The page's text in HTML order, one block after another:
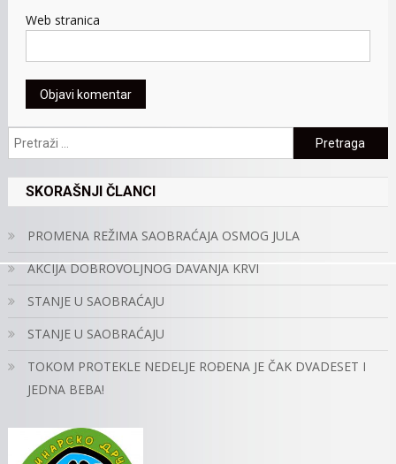
Web stranica
Pretraga:
SKORAŠNJI ČLANCI
PROMENA REŽIMA SAOBRAĆAJA OSMOG JULA
AKCIJA DOBROVOLJNOG DAVANJA KRVI
STANJE U SAOBRAĆAJU
STANJE U SAOBRAĆAJU
TOKOM PROTEKLE NEDELJE ROĐENA JE ČAK DVADESET I
JEDNA BEBA!